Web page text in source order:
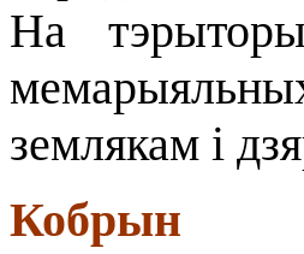
На
землякам і
Кобрын